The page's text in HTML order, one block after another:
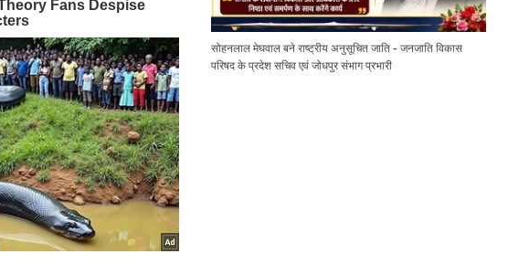
सोहनलाल मेघवाल बने राष्ट्रीय अनुसूचित जाति - जनजाति विकास
परिषद के प्रदेश सचिव एवं जोधपुर संभाग प्रभारी